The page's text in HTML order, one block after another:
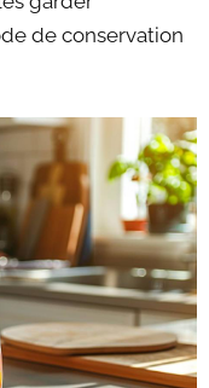
de conservation